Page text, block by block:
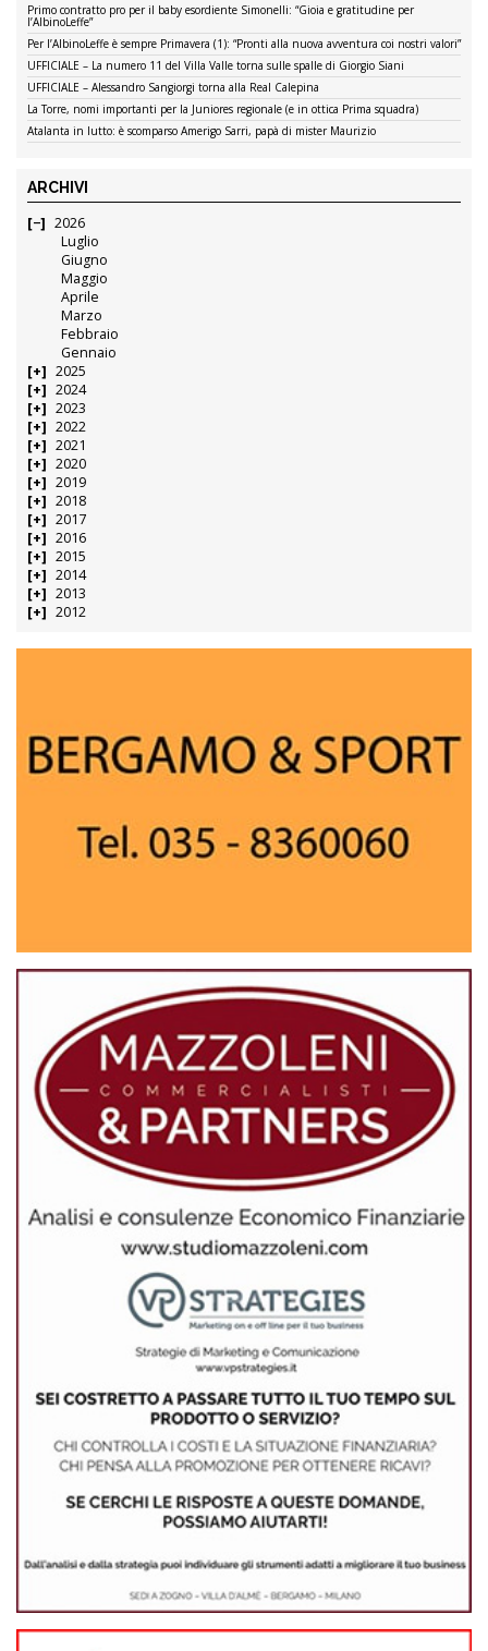
Primo contratto pro per il baby esordiente Simonelli: “Gioia e gratitudine per
l’AlbinoLeffe”
Per l’AlbinoLeffe è sempre Primavera (1): “Pronti alla nuova avventura coi nostri valori”
UFFICIALE – La numero 11 del Villa Valle torna sulle spalle di Giorgio Siani
UFFICIALE – Alessandro Sangiorgi torna alla Real Calepina
La Torre, nomi importanti per la Juniores regionale (e in ottica Prima squadra)
Atalanta in lutto: è scomparso Amerigo Sarri, papà di mister Maurizio
ARCHIVI
2026
Luglio
Giugno
Maggio
Aprile
Marzo
Febbraio
Gennaio
2025
2024
2023
2022
2021
2020
2019
2018
2017
2016
2015
2014
2013
2012